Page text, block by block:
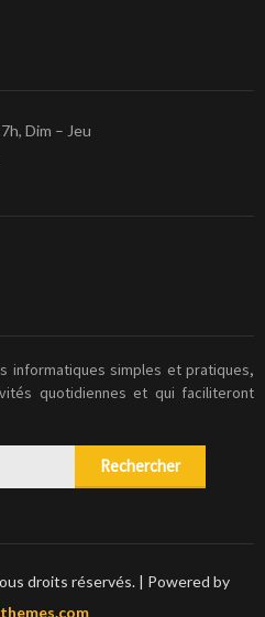
Dim – Jeu
informatiques simples et pratiques,
quotidiennes et qui faciliteront
droits réservés. | Powered by